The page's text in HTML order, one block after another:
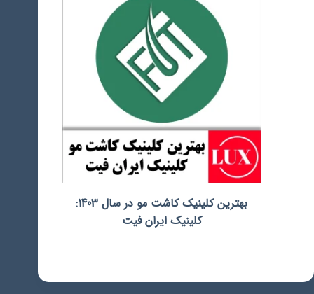
بهترین کلینیک کاشت مو در سال 1403:
کلینیک ایران فیت